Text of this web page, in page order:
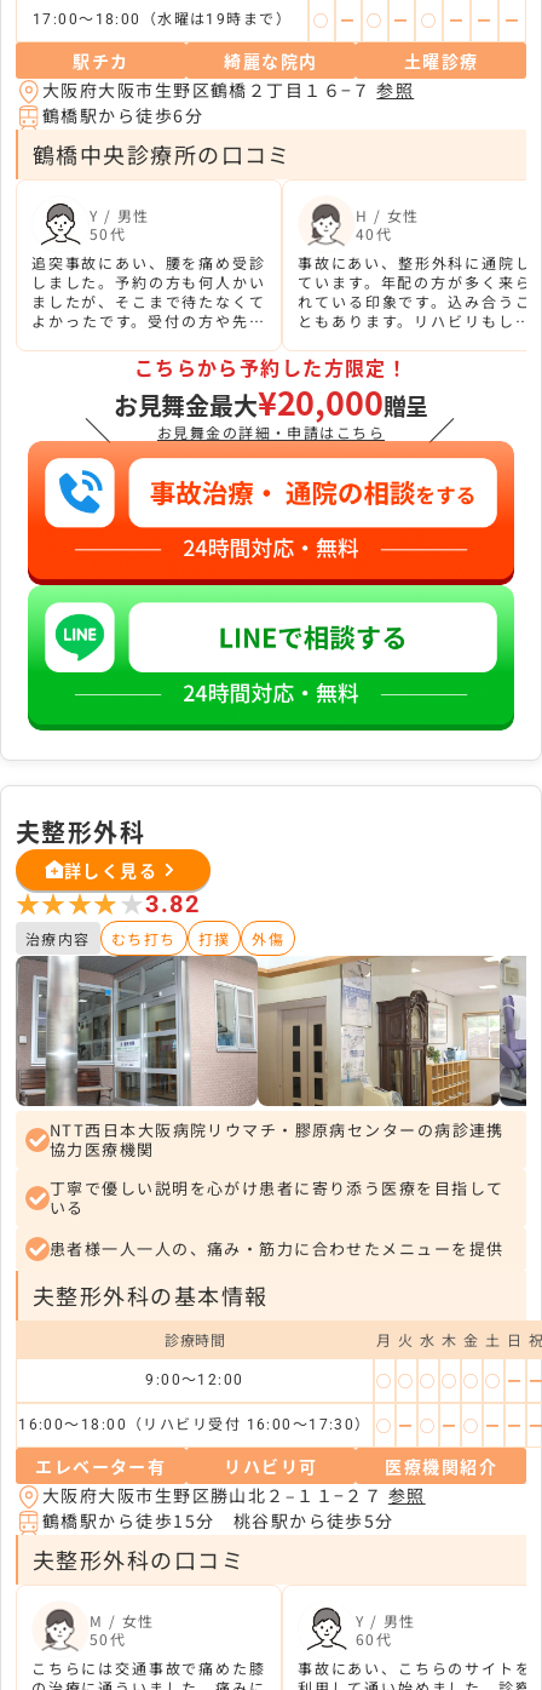
17:00～18:00（水曜は19時まで） ◯ ー ◯ ー ◯ ー ー ー
駅チカ 綺麗な院内
土曜診療
大阪府大阪市生野区鶴橋２丁目１６−７参照
鶴橋駅から徒歩6分
鶴橋中央診療所の口コミ
Y / 男性
50代
追突事故にあい、腰を痛め受診
しました。予約の方も何人かい
ましたが、そこまで待たなくて
よかったです。受付の方や先生
H / 女性
40代
事故にあい、整形外科に通院し
ています。年配の方が多く来ら
れている印象です。込み合うこ
ともあります。リハビリもして
もやさしかったです。
＼
こちらから予約した方限定！
お見舞金最大¥20,000贈呈
お見舞金の詳細・申請はこちら ／
夫整形外科
詳しく見る
★★★★★
★★★★★3.82
治療内容 むち打ち 打撲 外傷
NTT西日本大阪病院リウマチ・膠原病センターの病診連携
協力医療機関
丁寧で優しい説明を心がけ患者に寄り添う医療を目指して
いる
患者様一人一人の、痛み・筋力に合わせたメニューを提供
夫整形外科の基本情報
診療時間 月 火 水 木 金 土 日
9:00～12:00 ◯ ◯ ◯ ◯ ◯ ◯ ー
16:00～18:00（リハビリ受付 16:00～17:30） ◯ ー ◯ ー ◯ ー ー
エレベーター有 リハビリ可
医療機関紹介
大阪府大阪市生野区勝山北２–１１−２７ 参照
鶴橋駅から徒歩15分 桃谷駅から徒歩5分
夫整形外科の口コミ
M / 女性
50代
こちらには交通事故で痛めた膝
Y / 男性
60代
事故にあい、こちらのサイトを